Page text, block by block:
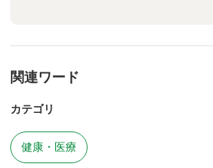
関連ワード
カテゴリ
健康・医療